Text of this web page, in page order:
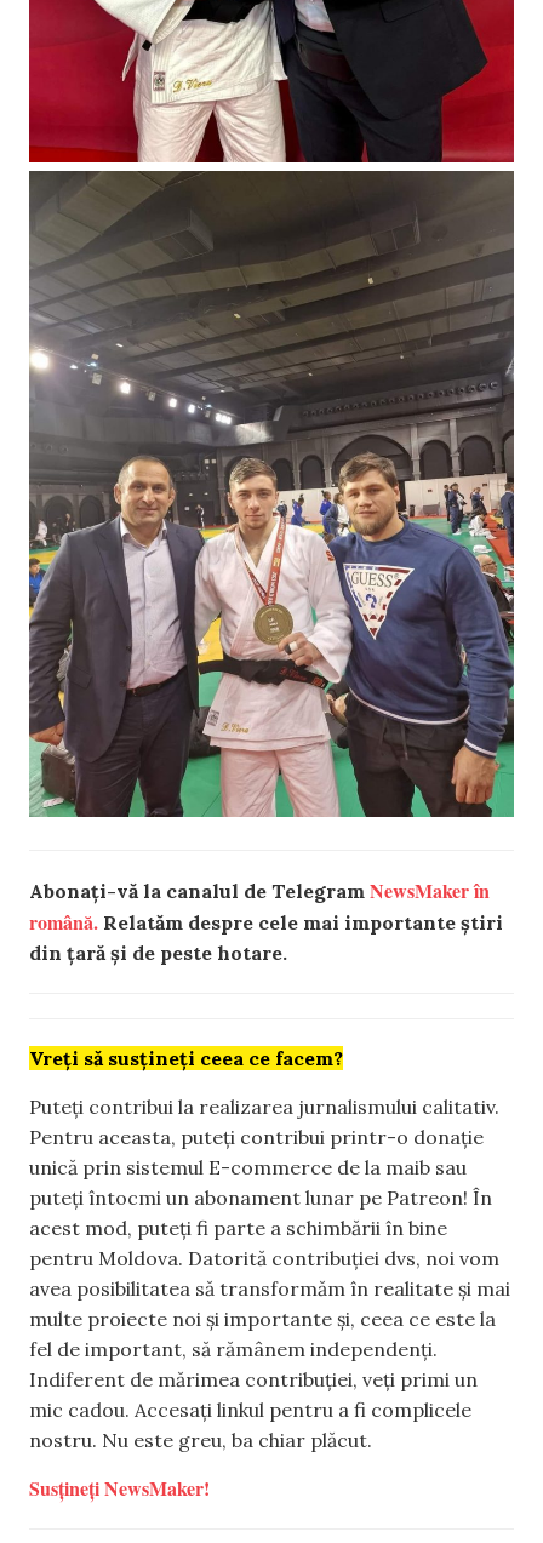
Abonați-vă la canalul de Telegram NewsMaker în
română. Relatăm despre cele mai importante știri
din țară și de peste hotare.
Vreți să susțineți ceea ce facem?
Puteți contribui la realizarea jurnalismului calitativ.
Pentru aceasta, puteți contribui printr-o donație
unică prin sistemul E-commerce de la maib sau
puteți întocmi un abonament lunar pe Patreon! În
acest mod, puteți fi parte a schimbării în bine
pentru Moldova. Datorită contribuției dvs, noi vom
avea posibilitatea să transformăm în realitate și mai
multe proiecte noi și importante și, ceea ce este la
fel de important, să rămânem independenți.
Indiferent de mărimea contribuției, veți primi un
mic cadou. Accesați linkul pentru a fi complicele
nostru. Nu este greu, ba chiar plăcut.
Susțineți NewsMaker!